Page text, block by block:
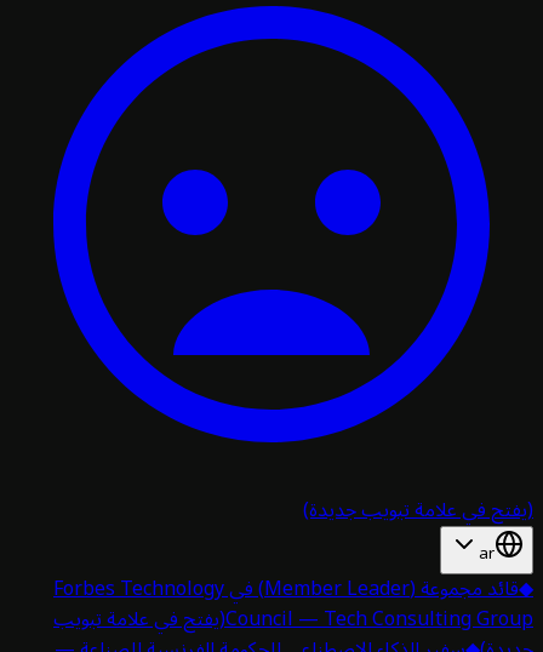
في علامة تبويب جديدة)
ar
قائد مجموعة (Member Leader) في Forbes Technology
Council — Tech Consulting(يفتح في علامة تبويب